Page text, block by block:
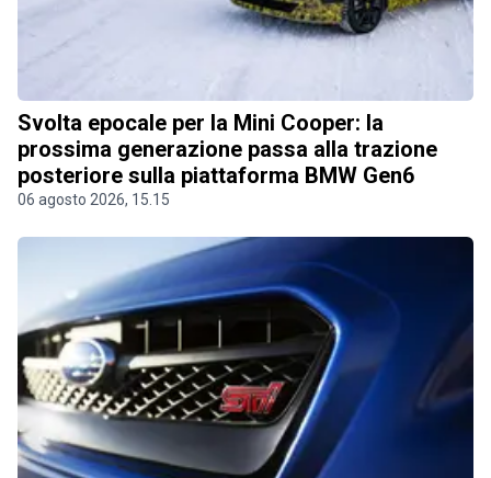
Svolta epocale per la Mini Cooper: la
prossima generazione passa alla trazione
posteriore sulla piattaforma BMW Gen6
06 agosto 2026, 15.15